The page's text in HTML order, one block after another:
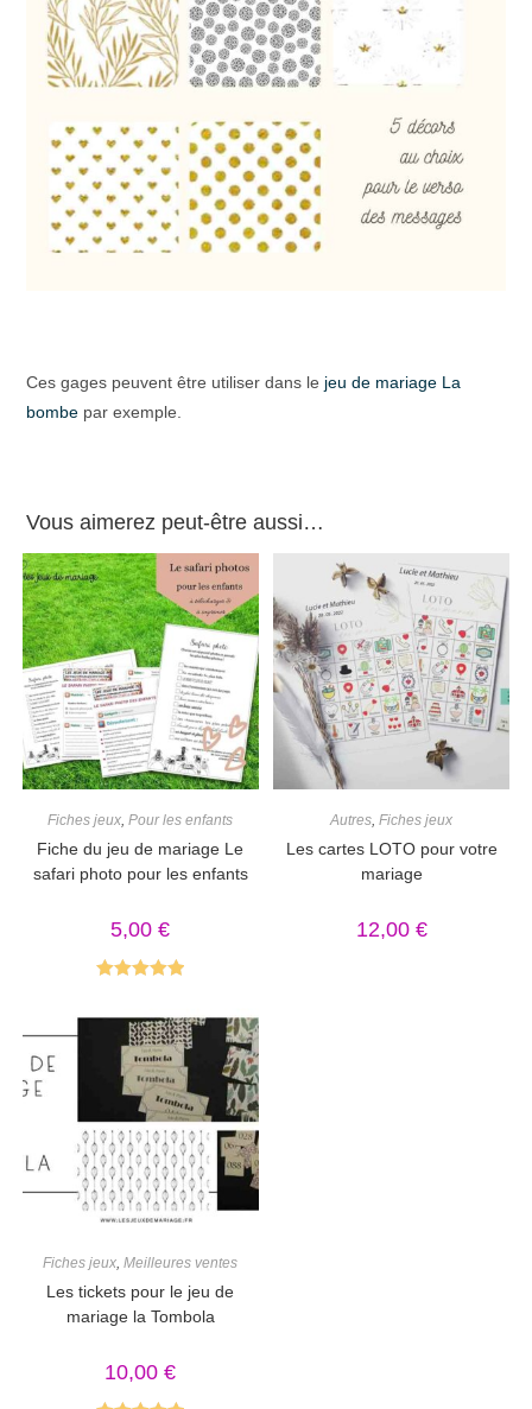
Ces gages peuvent être utiliser dans le jeu de mariage La
bombe par exemple.
Vous aimerez peut-être aussi…
Fiches jeux,Pour les enfants
Fiche du jeu de mariage Le
safari photo pour les enfants
5,00€
sur 5
Autres,Fiches jeux
Les cartes LOTO pour votre
mariage
12,00 €
Fiches jeux,Meilleures ventes
Les tickets pour le jeu de
mariage la Tombola
10,00€